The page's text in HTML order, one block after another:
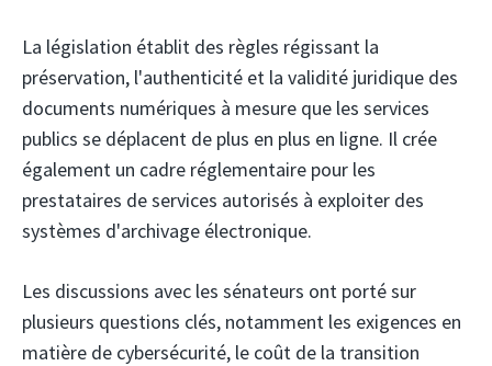
La législation établit des règles régissant la
préservation, l'authenticité et la validité juridique des
documents numériques à mesure que les services
publics se déplacent de plus en plus en ligne. Il crée
également un cadre réglementaire pour les
prestataires de services autorisés à exploiter des
systèmes d'archivage électronique.
Les discussions avec les sénateurs ont porté sur
plusieurs questions clés, notamment les exigences en
matière de cybersécurité, le coût de la transition